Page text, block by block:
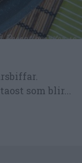
som blir...